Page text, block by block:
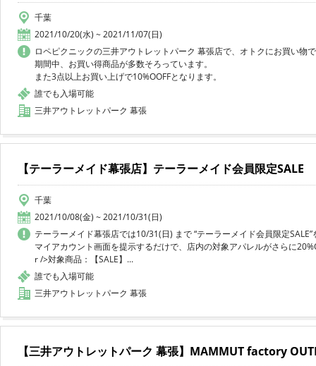
千葉
2021/10/20(水) ~ 2021/11/07(日)
ロペピクニックの三井アウトレットパーク 幕張店で、オトクにお買い物
期間中、お買い得商品が多数そろっています。
また3点以上お買い上げで10%OOFFとなります。
誰でも入場可能
三井アウトレットパーク 幕張
【テーラーメイド幕張店】テーラーメイド会員限定SALE
千葉
2021/10/08(金) ~ 2021/10/31(日)
テーラーメイド幕張店では10/31(日) まで “テーラーメイド会員限定
マイアカウント画面を提示するだけで、店内の対象アパレルがさらに
r />対象商品：【SALE】...
誰でも入場可能
三井アウトレットパーク 幕張
【三井アウトレットパーク 幕張】MAMMUT factory